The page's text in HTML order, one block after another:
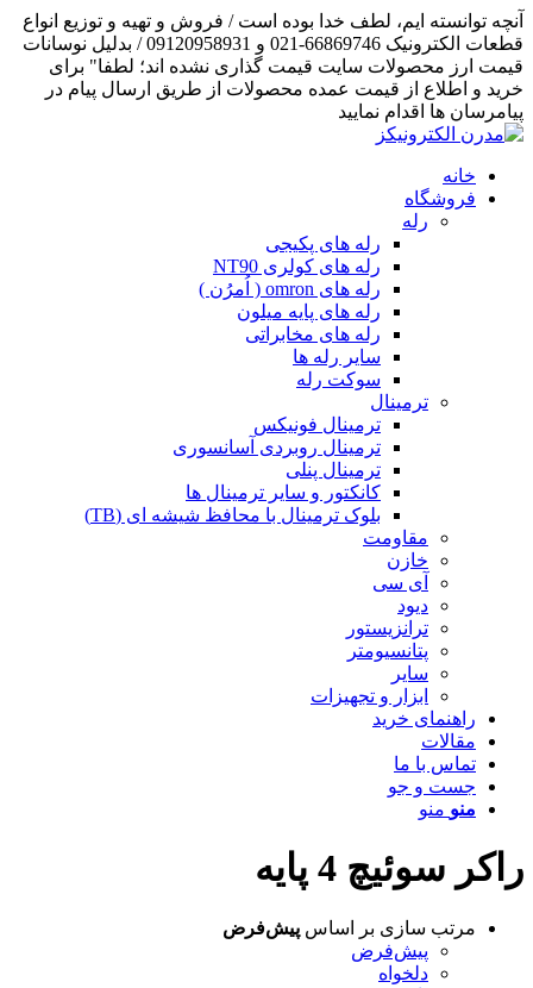
آنچه توانسته ایم، لطف خدا بوده است / فروش و تهیه و توزیع انواع
قطعات الکترونیک 66869746-021 و 09120958931 / بدلیل نوسانات
قیمت ارز محصولات سایت قیمت گذاری نشده اند؛ لطفا" برای
خرید و اطلاع از قیمت عمده محصولات از طریق ارسال پیام در
پیامرسان ها اقدام نمایید
خانه
فروشگاه
رله
رله های پکیجی
رله های کولری NT90
رله های omron ( اُمرُن )
رله های پایه میلون
رله های مخابراتی
سایر رله ها
سوکت رله
ترمینال
ترمینال فونیکس
ترمینال روبردی آسانسوری
ترمینال پنلی
کانکتور و سایر ترمینال ها
بلوک ترمینال با محافظ شیشه ای (TB)
مقاومت
خازن
آی سی
دیود
ترانزیستور
پتانسیومتر
سایر
ابزار و تجهیزات
راهنمای خرید
مقالات
تماس با ما
جست و جو
منو منو
راکر سوئیچ 4 پایه
مرتب سازی بر اساس پیش‌فرض
پیش‌فرض
دلخواه